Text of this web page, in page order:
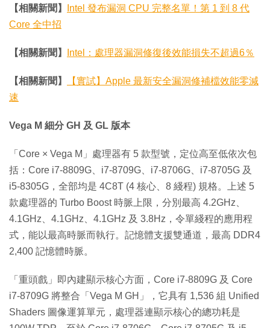
【相關新聞】
Intel 發布漏洞 CPU 完整名單！第 1 到 8 代
Core 全中招
【相關新聞】 Intel：處理器漏洞修復後效能損失不超過6％
【相關新聞】
【實試】Apple 最新安全漏洞修補檔效能零減
速
Vega M 細分 GH 及 GL 版本
「Core × Vega M」處理器有 5 款型號，定位高至低依次包
括：Core i7-8809G、i7-8709G、i7-8706G、i7-8705G 及
i5-8305G，全部均是 4C8T (4 核心、8 綫程) 規格。上述 5
款處理器的 Turbo Boost 時脈上限，分別最高 4.2GHz、
4.1GHz、4.1GHz、4.1GHz 及 3.8Hz，令單綫程的應用程
式，能以最高時脈而執行。記憶體支援雙通道，最高 DDR4
2,400 記憶體時脈。
「重頭戲」即內建顯示核心方面，Core i7-8809G 及 Core
i7-8709G 將整合「Vega M GH」，它具有 1,536 組 Unified
Shaders 圖像運算單元，處理器連顯示核心的總功耗是